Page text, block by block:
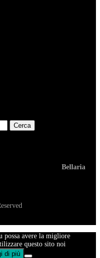
Bellaria
possa avere la migliore
questo sito noi
di più